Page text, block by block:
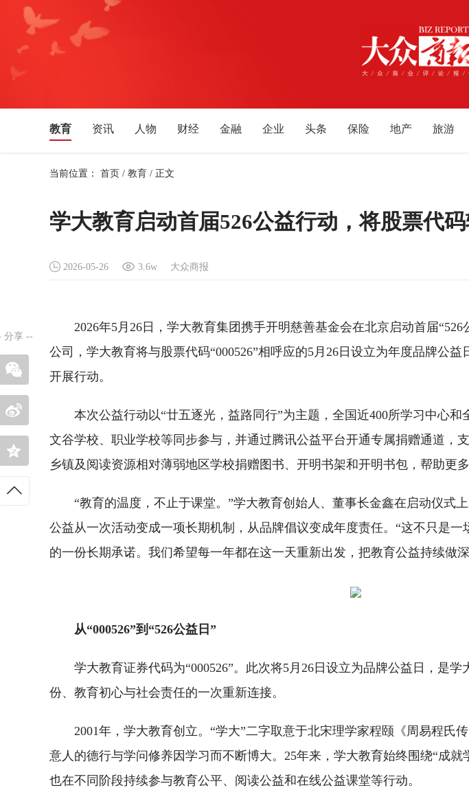
教育 资讯 人物 财经 金融 企业 头条 保险 地产 旅游
湖北
安徽 四川
当前位置： 首页 / 教育 / 正文
学大教育启动首届526公益行动，将股票代
2026-05-26 3.6w 大众商报
2026年5月26日，学大教育集团携手开明慈善基金会在北京启动首届
公司，学大教育将与股票代码“000526”相呼应的5月26日设立为年度品牌公
开展行动。
本次公益行动以“廿五逐光，益路同行”为主题，全国近400所学习中心
文谷学校、职业学校等同步参与，并通过腾讯公益平台开通专属捐赠通道，
乡镇及阅读资源相对薄弱地区学校捐赠图书、开明书架和开明书包，帮助更
“教育的温度，不止于课堂。”学大教育创始人、董事长金鑫在启动仪式
公益从一次活动变成一项长期机制，从品牌倡议变成年度责任。“这不只是
的一份长期承诺。我们希望每一年都在这一天重新出发，把教育公益持续做
从“000526”到“526公益日”
学大教育证券代码为“000526”。此次将5月26日设立为品牌公益日，是
份、教育初心与社会责任的一次重新连接。
2001年，学大教育创立。“学大”二字取意于北宋理学家程颐《周易程氏
意人的德行与学问修养因学习而不断博大。25年来，学大教育始终围绕“成就
也在不同阶段持续参与教育公平、阅读公益和在线公益课堂等行动。
分享 --